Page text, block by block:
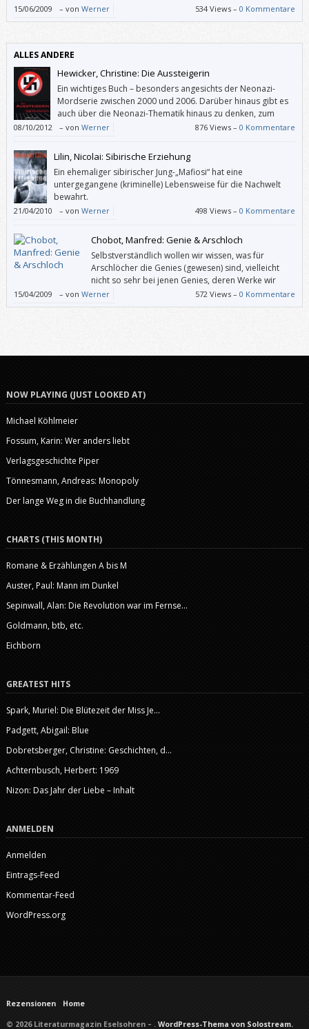
Herausgeberin Johanna Preetorius über vier Jahre,
bis sie alle Spiele beisammen hatte.
15/06/2009 – von Werner 534 Views –0 Kommentare
ALLES ANDERE
Hewicker, Christine: Die Aussteigerin
Ein wichtiges Buch – besonders angesichts der Neonazi-
Mordserie zwischen 2000 und 2006. Darüber hinaus gibt es
auch über die Neonazi-Thematik hinaus zu denken, zum
Beispiel: Wie geht man (Eltern, Bildungseinrichtungen,
Kommunen, Staat) mit Jugendlichen um, die auf eine schiefe Bahn
abzurutschen drohen?
08/10/2012 – von Werner 876 Views –0 Kommentare
Lilin, Nicolai: Sibirische Erziehung
Ein ehemaliger sibirischer Jung-„Mafiosi“ hat eine
untergegangene (kriminelle) Lebensweise für die Nachwelt
bewahrt.
21/04/2010 – von Werner 498 Views –0 Kommentare
Chobot, Manfred: Genie & Arschloch
Selbstverständlich wollen wir wissen, was für
Arschlöcher die Genies (gewesen) sind, vielleicht
nicht so sehr bei jenen Genies, deren Werke wir
mögen, doch ansonsten ergötzen wir uns gewiss
gerne an den weniger netten Zügen von Menschen, die in
15/04/2009 – von Werner 572 Views –0 Kommentare
NOW PLAYING (JUST LOOKED AT)
Michael Köhlmeier
Fossum, Karin: Wer anders liebt
Verlagsgeschichte Piper
Tönnesmann, Andreas: Monopoly
Der lange Weg in die Buchhandlung
CHARTS (THIS MONTH)
Romane & Erzählungen A bis M
Auster, Paul: Mann im Dunkel
Sepinwall, Alan: Die Revolution war im Fernse...
Goldmann, btb, etc.
Eichborn
GREATEST HITS
Spark, Muriel: Die Blütezeit der Miss Je...
Padgett, Abigail: Blue
Dobretsberger, Christine: Geschichten, d...
Achternbusch, Herbert: 1969
Nizon: Das Jahr der Liebe – Inhalt
ANMELDEN
Anmelden
Eintrags-Feed
Kommentar-Feed
WordPress.org
Rezensionen Home
© 2026 Literaturmagazin Eselsohren – . WordPress-Thema von Solostream.